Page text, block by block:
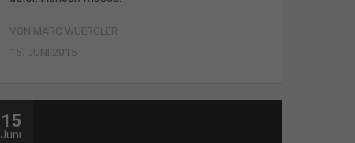
VON MARC WUERGLER
15. JUNI 2015
15
Juni